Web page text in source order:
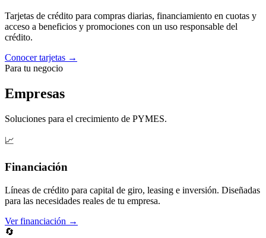
Tarjetas de crédito para compras diarias, financiamiento en cuotas y
acceso a beneficios y promociones con un uso responsable del
crédito.
Conocer tarjetas →
Para tu negocio
Empresas
Soluciones para el crecimiento de PYMES.
📈
Financiación
Líneas de crédito para capital de giro, leasing e inversión. Diseñadas
para las necesidades reales de tu empresa.
Ver financiación →
🔄